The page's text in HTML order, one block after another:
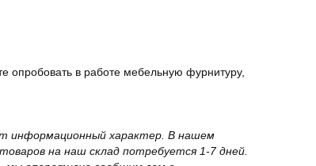
в работе мебельную фурнитуру,
информационный характер. В нашем
на наш склад потребуется 1-7 дней.